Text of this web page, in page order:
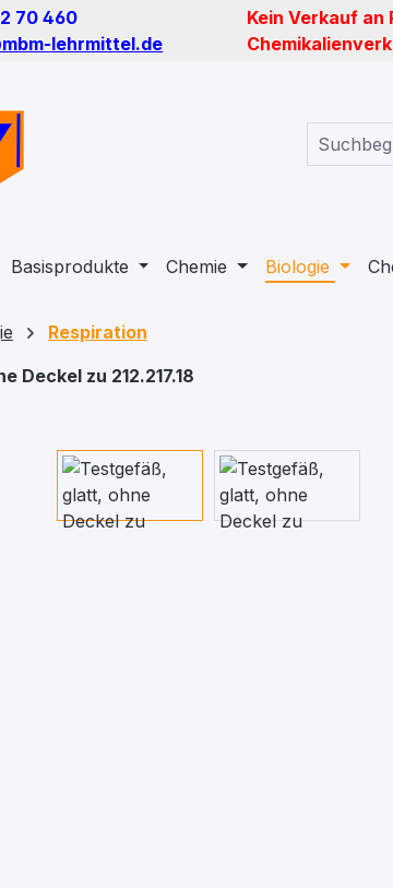
springen
70 460
lehrmittel.de
Kein Verkauf an
Basisprodukte Chemie Biologie
Respiration
Deckel zu 212.217.18